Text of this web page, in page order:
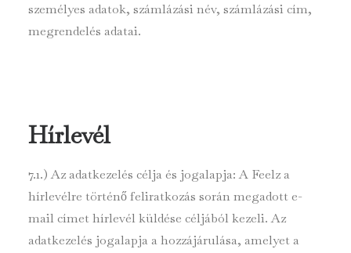
személyes adatok, számlázási név, számlázási cím,
megrendelés adatai.
Hírlevél
7.1.) Az adatkezelés célja és jogalapja: A Feelz a
hírlevélre történő feliratkozás során megadott e-
mail címet hírlevél küldése céljából kezeli. Az
adatkezelés jogalapja a hozzájárulása, amelyet a